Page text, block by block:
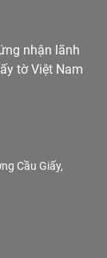
nhận lãnh
tờ Việt Nam
Cầu Giấy,